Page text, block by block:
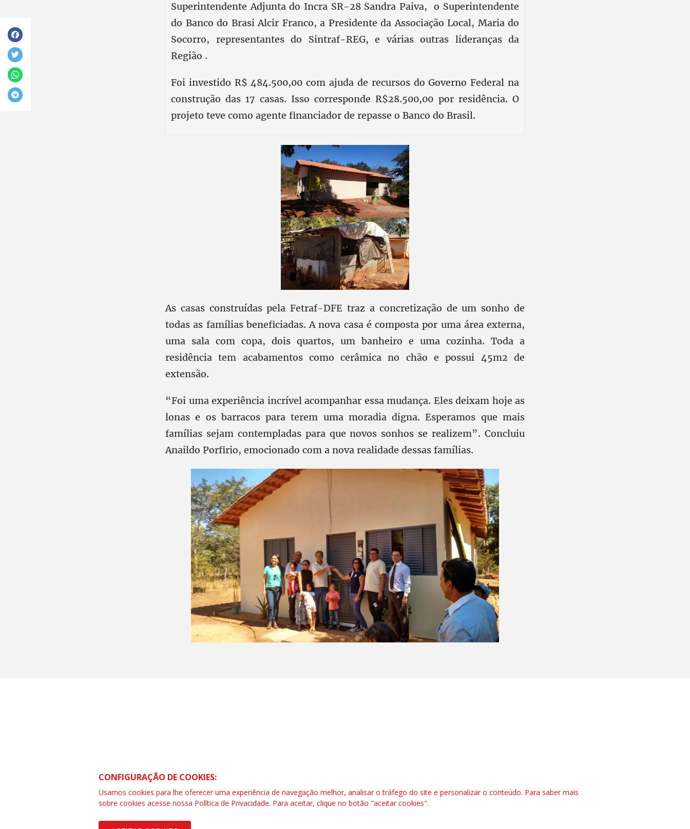
Superintendente Adjunta do Incra SR-28 Sandra Paiva, o Superintendente
do Banco do Brasi Alcir Franco, a Presidente da Associação Local, Maria do
Socorro, representantes do Sintraf-REG, e várias outras lideranças da
Região .
Foi investido R$ 484.500,00 com ajuda de recursos do Governo Federal na
construção das 17 casas. Isso corresponde R$28.500,00 por residência. O
projeto teve como agente financiador de repasse o Banco do Brasil.
As casas construídas pela Fetraf-DFE traz a concretização de um sonho de
todas as famílias beneficiadas. A nova casa é composta por uma área externa,
uma sala com copa, dois quartos, um banheiro e uma cozinha. Toda a
residência tem acabamentos como cerâmica no chão e possui 45m2 de
extensão.
“Foi uma experiência incrível acompanhar essa mudança. Eles deixam hoje as
lonas e os barracos para terem uma moradia digna. Esperamos que mais
famílias sejam contempladas para que novos sonhos se realizem”. Concluiu
Anaildo Porfirio, emocionado com a nova realidade dessas famílias.
SCS Quadra 01 – Bloco “I” Ed. Central, 6º andar. Salas 603 a 606 |CEP: 70.304-900
Asa Sul – Brasília – DF
Telefone (61) 3032-8857 | www.contrafbrasil.org.br| secgeral@fetraf.org.br
SAC: 0800 04209 13
CONFIGURAÇÃO DE COOKIES:
Usamos cookies para lhe oferecer uma experiência de navegação melhor, analisar o tráfego do site e personalizar o conteúdo. Para saber mais
sobre cookies acesse nossa Política de Privacidade. Para aceitar, clique no botão "aceitar cookies".